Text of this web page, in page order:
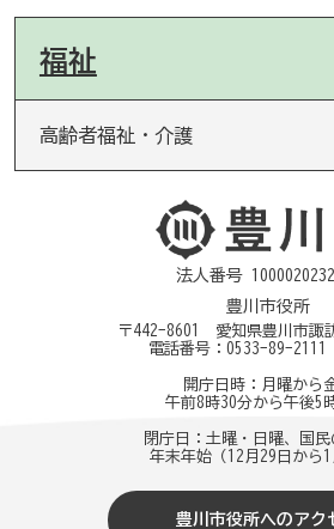
福祉
高齢者福祉・介護
法人番号
豊川市役所
〒442-8601 愛知県豊川市諏
電話番号： 0533-89-2111
開庁日時：月曜から
午前8時30分から午後5
閉庁日：土曜・日曜、国民
年末年始（12月29日から1
豊川市役所へのアク